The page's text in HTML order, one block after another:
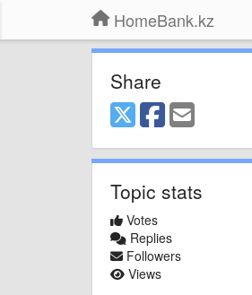
HomeBank.kz
Share
Topic stats
Votes
Replies
Followers
Views